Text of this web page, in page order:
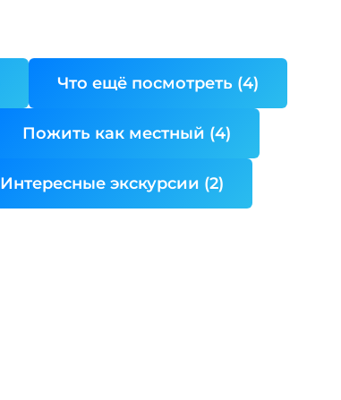
Что ещё посмотреть (4)
Пожить как местный (4)
Интересные экскурсии (2)